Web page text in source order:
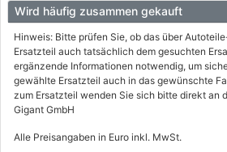
Wird häufig zusammen gekauft
Hinweis: Bitte prüfen Sie, ob das über
Ersatzteil auch tatsächlich dem gesuchten
ergänzende Informationen notwendig, um
gewählte Ersatzteil auch in das gewünschte
zum Ersatzteil wenden Sie sich bitte direkt an
Gigant GmbH
Alle Preisangaben in Euro inkl. MwSt.